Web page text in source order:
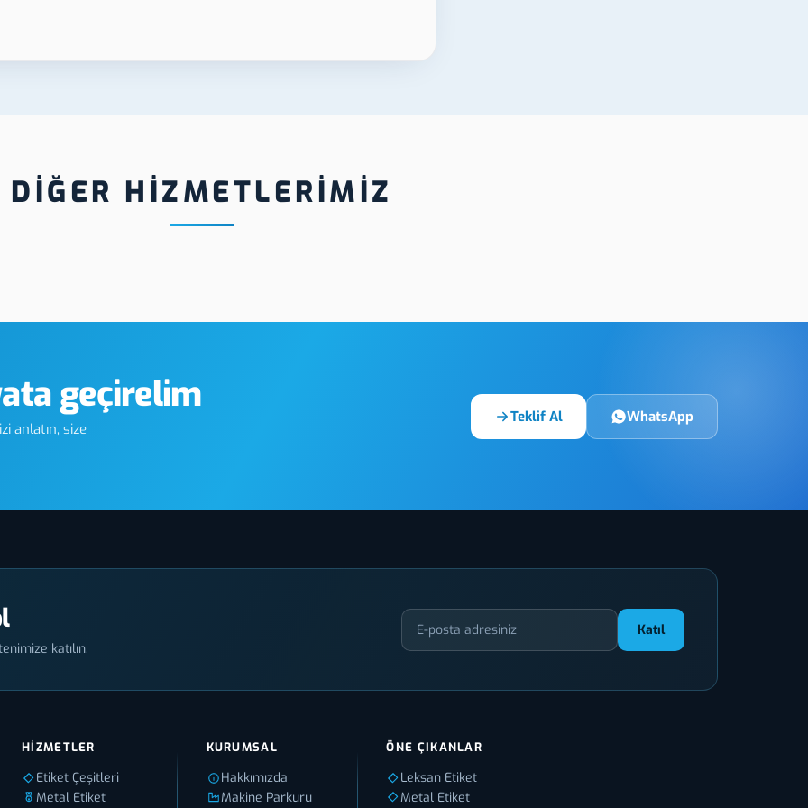
DİĞER HİZMETLERİMİZ
geçirelim
anlatın, size
Teklif Al WhatsApp
katılın.
Katıl
HIZMETLER
Etiket Çeşitleri
Metal Etiket
KURUMSAL
Hakkımızda
Makine Parkuru
ÖNE ÇIKANLAR
Leksan Etiket
Metal Etiket